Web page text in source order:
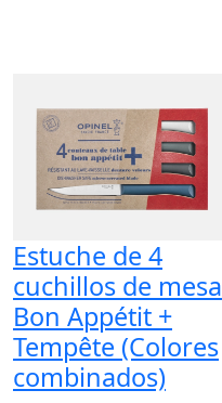
Estuche de 4
cuchillos de mesa
Bon Appétit +
Tempête (Colores
combinados)